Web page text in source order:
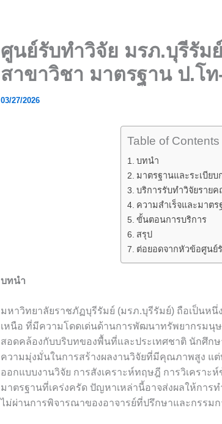
ศูนย์รับทำวิจัย มรภ.บุรีรั
สาขาวิชา มาตรฐาน ป.โท
03/27/2026
Table of Contents
บทนำ
มาตรฐานและระเบียบ
บริการรับทำวิจัยราย
ความสำเร็จและมาตร
ขั้นตอนการบริการ
สรุป
ต่อยอดจากหัวข้อศูนย์
บทนำ
มหาวิทยาลัยราชภัฏบุรีรัมย์ (มรภ.บุรีรัมย์) ถือเป็นห
เหนือ ที่มีความโดดเด่นด้านการพัฒนาทรัพยากรมนุ
สอดคล้องกับบริบทของพื้นที่และประเทศชาติ นักศึ
ความมุ่งมั่นในการสร้างผลงานวิจัยที่มีคุณภาพสูง แ
ออกแบบงานวิจัย การสังเคราะห์ทฤษฎี การวิเครา
มาตรฐานที่เคร่งครัด ปัญหาเหล่านี้อาจส่งผลให้กา
ไม่ผ่านการพิจารณาของอาจารย์ที่ปรึกษาและกรรม